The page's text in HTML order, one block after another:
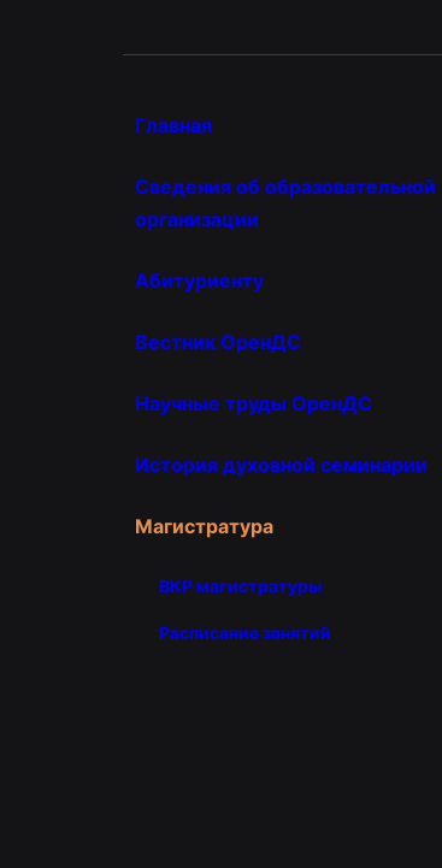
Главная
Сведения об образовательной
организации
Абитуриенту
Вестник ОренДС
Научные труды ОренДС
История духовной семинарии
Магистратура
ВКР магистратуры
Расписание занятий